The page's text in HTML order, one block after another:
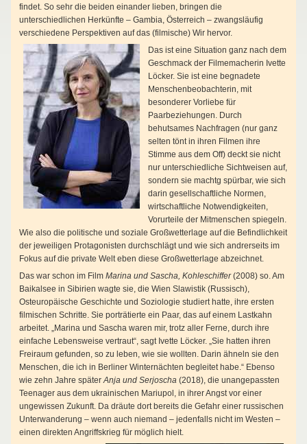
findet. So sehr die beiden einander lieben, bringen die
unterschiedlichen Herkünfte – Gambia, Österreich – zwangsläufig
verschiedene Perspektiven auf das (filmische) Wir hervor.
Das ist eine Situation ganz nach dem
Geschmack der Filmemacherin Ivette
Löcker. Sie ist eine begnadete
Menschenbeobachterin, mit
besonderer Vorliebe für
Paarbeziehungen. Durch
behutsames Nachfragen (nur ganz
selten tönt in ihren Filmen ihre
Stimme aus dem Off) deckt sie nicht
nur unterschiedliche Sichtweisen auf,
sondern sie machtg spürbar, wie sich
darin gesellschaftliche Normen,
wirtschaftliche Notwendigkeiten,
Vorurteile der Mitmenschen spiegeln.
Wie also die politische und soziale Großwetterlage auf die Befindlichkeit
der jeweiligen Protagonisten durchschlägt und wie sich andrerseits im
Fokus auf die private Welt eben diese Großwetterlage abzeichnet.
Das war schon im Film Marina und Sascha, Kohleschiffer(2008) so.Am
Baikalsee in Sibirien wagte sie, die Wien Slawistik (Russisch),
Osteuropäische Geschichte und Soziologie studiert hatte, ihre ersten
filmischen Schritte. Sie porträtierte ein Paar, das auf einem Lastkahn
arbeitet. „Marina und Sascha waren mir, trotz aller Ferne, durch ihre
einfache Lebensweise vertraut“, sagt Ivette Löcker. „Sie hatten ihren
Freiraum gefunden, so zu leben, wie sie wollten. Darin ähneln sie den
Menschen, die ich in Berliner Winternächten begleitet habe.“ Ebenso
wie zehn Jahre späterAnja und Serjoscha (2018), die unangepassten
Teenager aus dem ukrainischen Mariupol, in ihrer Angst vor einer
ungewissen Zukunft. Da dräute dort bereits die Gefahr einer russischen
Unterwanderung – wenn auch niemand – jedenfalls nicht im Westen –
einen direkten Angriffskrieg für möglich hielt.